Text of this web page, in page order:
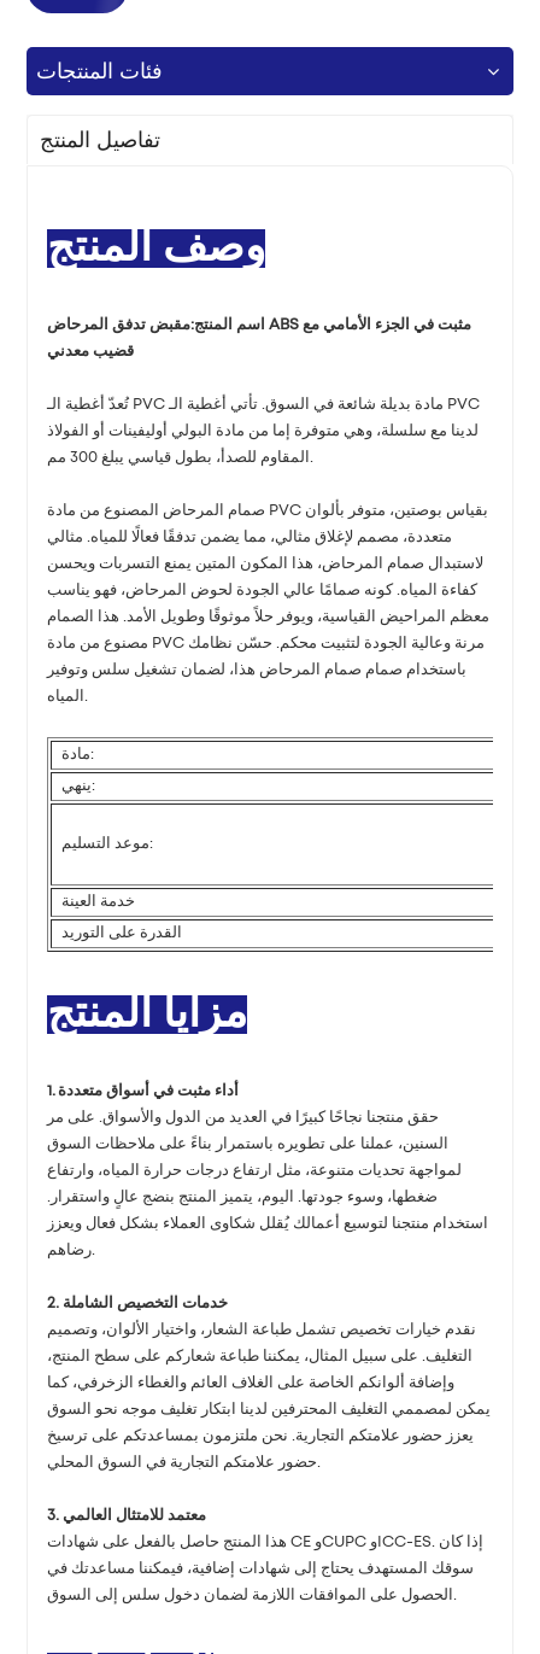
فئات المنتجات
تفاصيل المنتج
وصف المنتج
اسم المنتج:مقبض تدفق المرحاض ABS مثبت في الجزء الأمامي مع
قضيب معدني
تُعدّ أغطية الـ PVC مادة بديلة شائعة في السوق. تأتي أغطية الـ PVC
لدينا مع سلسلة، وهي متوفرة إما من مادة البولي أوليفينات أو الفولاذ
صمام المرحاض المصنوع من مادة PVC بقياس بوصتين، متوفر بألوان
متعددة، مصمم لإغلاق مثالي، مما يضمن تدفقًا فعالًا للمياه. مثالي
لاستبدال صمام المرحاض، هذا المكون المتين يمنع التسربات ويحسن
كفاءة المياه. كونه صمامًا عالي الجودة لحوض المرحاض، فهو يناسب
معظم المراحيض القياسية، ويوفر حلاً موثوقًا وطويل الأمد. هذا الصمام
مصنوع من مادة PVC مرنة وعالية الجودة لتثبيت محكم. حسّن نظامك
باستخدام صمام صمام المرحاض هذا، لضمان تشغيل سلس وتوفير
مادة:
ينهي:
موعد التسليم:
خدمة العينة
القدرة على التوريد
مزايا المنتج
1. أداء مثبت في أسواق متعددة
حقق منتجنا نجاحًا كبيرًا في العديد من الدول والأسواق. على مر
السنين، عملنا على تطويره باستمرار بناءً على ملاحظات السوق
لمواجهة تحديات متنوعة، مثل ارتفاع درجات حرارة المياه، وارتفاع
ضغطها، وسوء جودتها. اليوم، يتميز المنتج بنضج عالٍ واستقرار.
استخدام منتجنا لتوسيع أعمالك يُقلل شكاوى العملاء بشكل فعال ويعزز
2. خدمات التخصيص الشاملة
نقدم خيارات تخصيص تشمل طباعة الشعار، واختيار الألوان، وتصميم
التغليف. على سبيل المثال، يمكننا طباعة شعاركم على سطح المنتج،
وإضافة ألوانكم الخاصة على الغلاف العائم والغطاء الزخرفي، كما
يمكن لمصممي التغليف المحترفين لدينا ابتكار تغليف موجه نحو السوق
يعزز حضور علامتكم التجارية. نحن ملتزمون بمساعدتكم على ترسيخ
3. معتمد للامتثال العالمي
هذا المنتج حاصل بالفعل على شهادات CE وCUPC وICC-ES. إذا كان
سوقك المستهدف يحتاج إلى شهادات إضافية، فيمكننا مساعدتك في